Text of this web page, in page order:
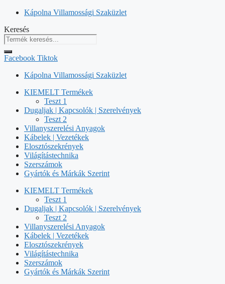
Kilépés
tartalomba
Kápolna Villamossági Szaküzlet
Keresés
Facebook Tiktok
Kápolna Villamossági Szaküzlet
KIEMELT Termékek
Teszt 1
Dugaljak | Kapcsolók | Szerelvények
Teszt 2
Villanyszerelési Anyagok
Kábelek | Vezetékek
Elosztószekrények
Világítástechnika
Szerszámok
Gyártók és Márkák Szerint
KIEMELT Termékek
Teszt 1
Dugaljak | Kapcsolók | Szerelvények
Teszt 2
Villanyszerelési Anyagok
Kábelek | Vezetékek
Elosztószekrények
Világítástechnika
Szerszámok
Gyártók és Márkák Szerint